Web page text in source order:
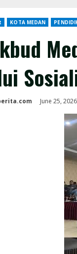
KOTA MEDAN
June 25, 2026